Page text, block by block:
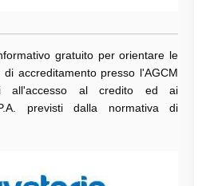
gratuito per orientare le
accreditamento presso l'AGCM
all'accesso al credito ed ai
previsti dalla normativa di